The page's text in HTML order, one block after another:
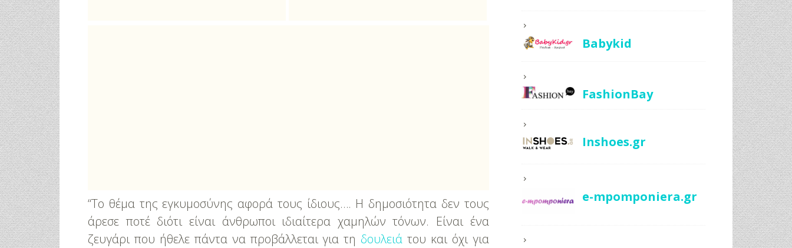
“Το θέμα της εγκυμοσύνης αφορά τους ίδιους…. Η δημοσιότητα δεν τους
άρεσε ποτέ διότι είναι άνθρωποι ιδιαίτερα χαμηλών τόνων. Είναι ένα
ζευγάρι που ήθελε πάντα να προβάλλεται για τη δουλειά του και όχι για
Babykid
FashionBay
Inshoes.gr
e-mpomponiera.gr